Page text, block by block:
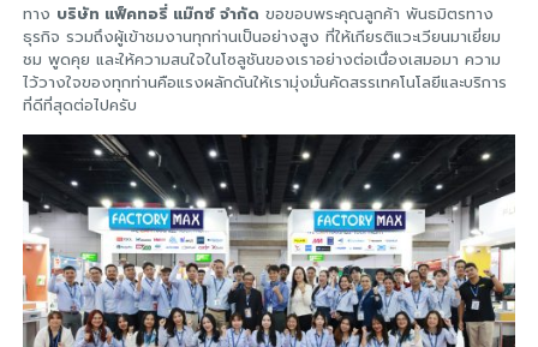
ทาง บริษัท แฟ็คทอรี่ แม๊กซ์ จำกัด ขอขอบพระคุณลูกค้า พันธมิตรทาง
ธุรกิจ รวมถึงผู้เข้าชมงานทุกท่านเป็นอย่างสูง ที่ให้เกียรติแวะเวียนมาเยี่ยม
ชม พูดคุย และให้ความสนใจในโซลูชันของเราอย่างต่อเนื่องเสมอมา ความ
ไว้วางใจของทุกท่านคือแรงผลักดันให้เรามุ่งมั่นคัดสรรเทคโนโลยีและบริการ
ที่ดีที่สุดต่อไปครับ